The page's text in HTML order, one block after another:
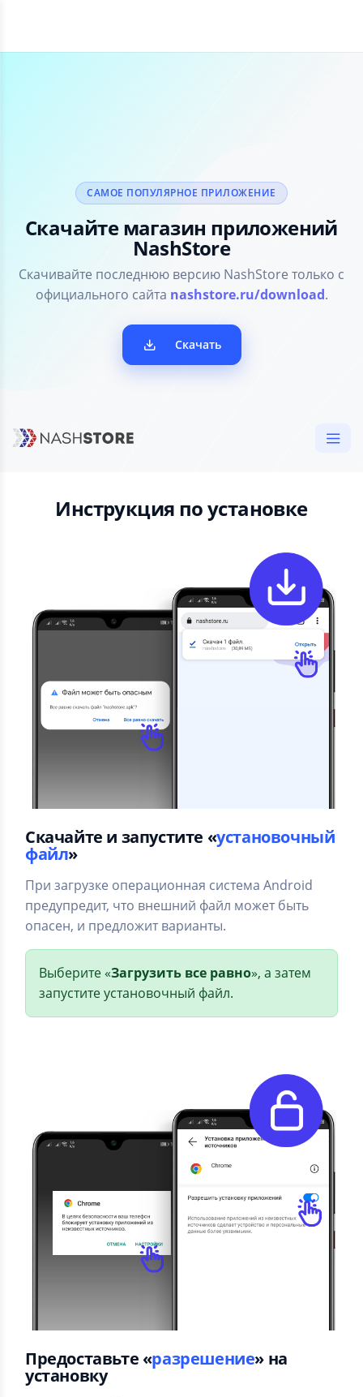
САМОЕ ПОПУЛЯРНОЕ ПРИЛОЖЕНИЕ
Скачайте магазин приложений
NashStore
Скачивайте последнюю версию NashStore только с
официального сайта nashstore.ru/download.
Скачать
Инструкция по установке
Скачайте и запустите «установочный
файл»
При загрузке операционная система Android
предупредит, что внешний файл может быть
опасен, и предложит варианты.
Выберите «Загрузить все равно», а затем
запустите установочный файл.
Предоставьте «разрешение» на
установку